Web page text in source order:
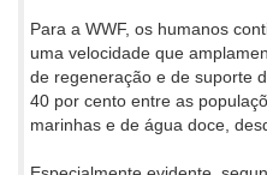
Para a WWF, os humanos
uma velocidade que
de regeneração e de suporte
40 por cento entre as
marinhas e de água doce,